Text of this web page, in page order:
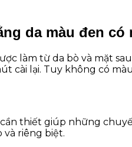
da màu đen có
làm từ da bò và mặt
cài lại. Tuy không có
thiết giúp những
và riêng biệt.